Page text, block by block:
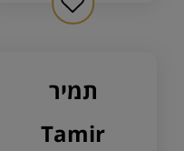
תמיר
tamir